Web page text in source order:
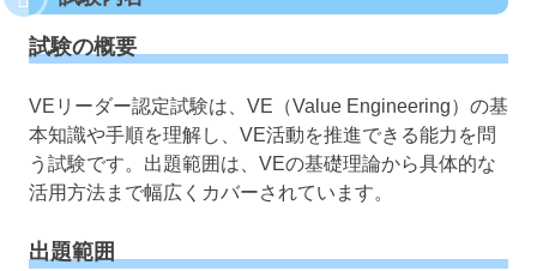
試験の概要
VEリーダー認定試験は、VE（Value Engineering）の基
本知識や手順を理解し、VE活動を推進できる能力を問
う試験です。出題範囲は、VEの基礎理論から具体的な
活用方法まで幅広くカバーされています。
出題範囲